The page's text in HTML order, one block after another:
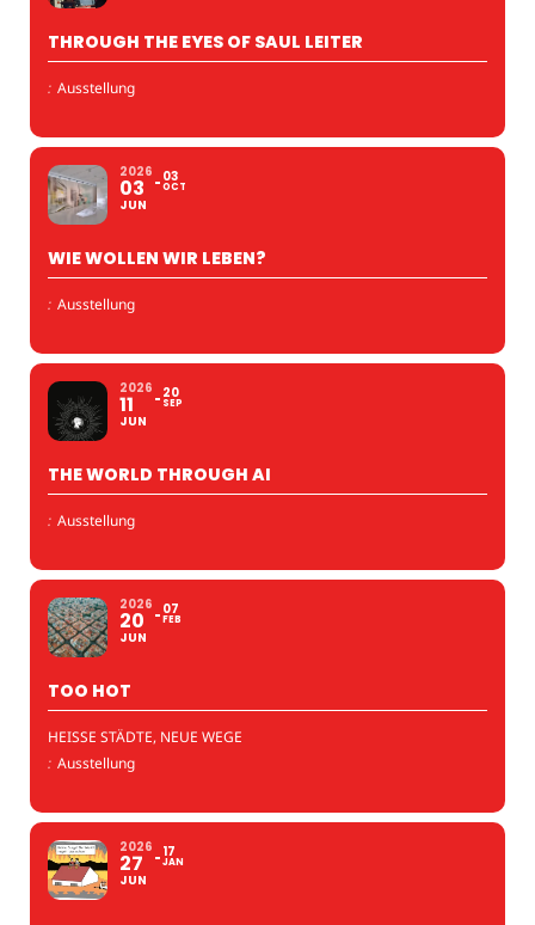
THROUGH THE EYES OF SAUL LEITER
: Ausstellung
2026
03
JUN
03
OCT
WIE WOLLEN WIR LEBEN?
: Ausstellung
2026
11
JUN
20
SEP
THE WORLD THROUGH AI
: Ausstellung
2026
20
JUN
07
FEB
TOO HOT
HEISSE STÄDTE, NEUE WEGE
: Ausstellung
2026
27
JUN
17
JAN